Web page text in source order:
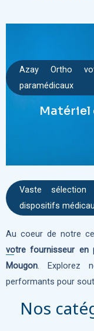
Azay Ortho
paramédicaux
Matériel
Vaste sélection
dispositifs
Au coeur de notre
votre fournisseur en
Mougon. Explorez
performants pour
Nos